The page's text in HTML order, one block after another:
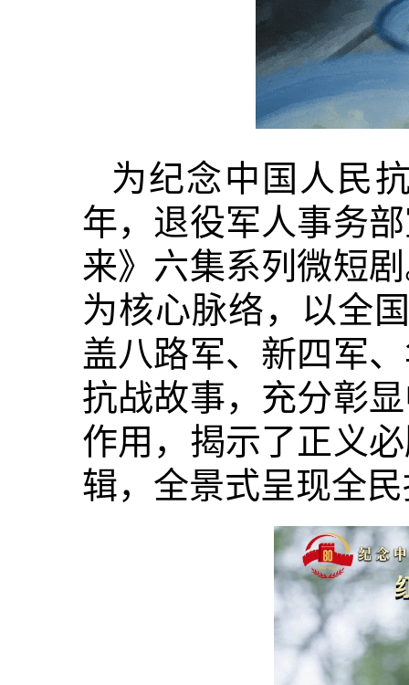
为纪念中国人民
年，退役军人事务
来》六集系列微短
为核心脉络，以全
盖八路军、新四军
抗战故事，充分彰
作用，揭示了正义
辑，全景式呈现全